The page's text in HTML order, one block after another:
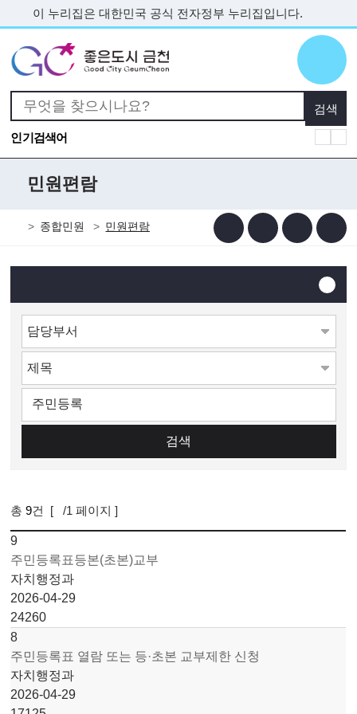
본문 바로가기
이 누리집은 대한민국 공식 전자정부 누리집입니다.
인기검색어
민원편람
종합민원 민원편람
검색
총9건 [ 1/1 페이지 ]
9
주민등록표등본(초본)교부
자치행정과
2026-04-29
24260
8
주민등록표 열람 또는 등·초본 교부제한 신청
자치행정과
2026-04-29